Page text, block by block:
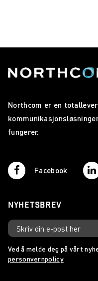
Northcom er en
fungerer.
Facebook
NYHETSBREV
Ved å melde deg på vårt
personvernpolicy